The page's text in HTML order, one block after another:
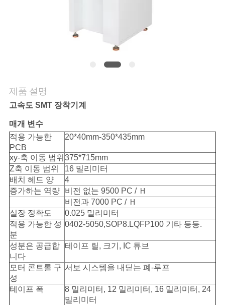
에
게
연
락
하
십
시
오
뉴
스
제품 설명
고속도 SMT 장착기계
매개 변수
적용 가능한
PCB
20*40mm-350*435mm
xy-축 이동 범위 375*715mm
Z축 이동 범위
16 밀리미터
배치 헤드 양
4
증가하는 역량
비전 없는 9500 PC / Ｈ
비전과 7000 PC / Ｈ
실장 정확도
0.025 밀리미터
적용 가능한 성
분
0402-5050,SOP8.LQFP100 기타 등등.
성분은 공급합
니다
테이프 릴, 크기, IC 튜브
모터 콘트롤 구
성
서보 시스템을 내딛는 폐-루프
테이프 폭
8 밀리미터, 12 밀리미터, 16 밀리미터, 24
밀리미터